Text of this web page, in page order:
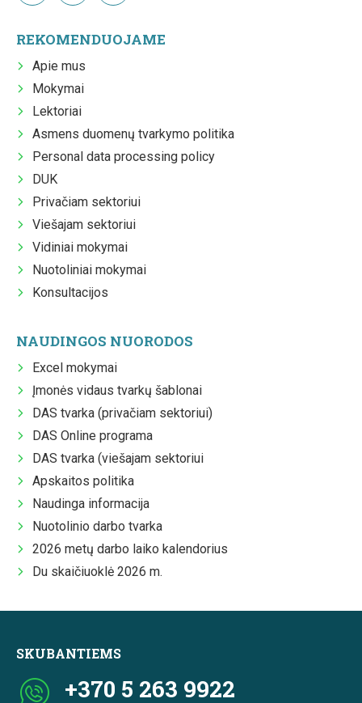
REKOMENDUOJAME
Apie mus
Mokymai
Lektoriai
Asmens duomenų tvarkymo politika
Personal data processing policy
DUK
Privačiam sektoriui
Viešajam sektoriui
Vidiniai mokymai
Nuotoliniai mokymai
Konsultacijos
NAUDINGOS NUORODOS
Excel mokymai
Įmonės vidaus tvarkų šablonai
DAS tvarka (privačiam sektoriui)
DAS Online programa
DAS tvarka (viešajam sektoriui
Apskaitos politika
Naudinga informacija
Nuotolinio darbo tvarka
2026 metų darbo laiko kalendorius
Du skaičiuoklė 2026 m.
SKUBANTIEMS
+370 5 263 9922